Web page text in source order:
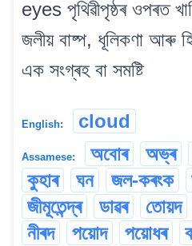
eyes পৃথিৱীপৃষ্ঠৰ ওপৰত
জলীয় বাষ্প, ধূলিকণা আৰু
এক সংগ্ৰহ বা সমষ্টি
English: cloud
Assamese: অবোৰ অভ্ৰ
কুহাৰ
ঘন জল-কৰংক
জীমূতেন্দ্ৰ
ডাৱৰ তোয়দ
নীৰদ
পয়োদ পয়োধৰ